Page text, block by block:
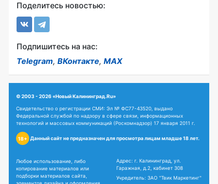
Поделитесь новостью:
Подпишитесь на нас:
Telegram, ВКонтакте, MAX
© 2003 - 2026 «Новый Калининград.Ru»
Свидетельство о регистрации СМИ: Эл № ФС77-43520, выдано
Федеральной службой по надзору в сфере связи, информационных
технологий и массовых коммуникаций (Роскомнадзор) 17 января 2011 г.
18+ Данный сайт не предназначен для просмотра лицам младше 18 лет.
Любое использование, либо
копирование материалов или
подборки материалов сайта,
Адрес: г. Калининград, ул.
Гаражная, д.2, кабинет 308
Учредитель: ЗАО "Твик Маркетинг"